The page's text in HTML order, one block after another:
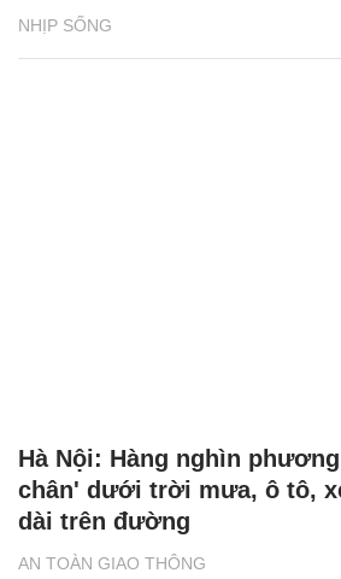
NHỊP SỐNG
AN TOÀN GIAO THÔNG
Hà Nội: Hàng nghìn
chân' dưới trời mưa, ô tô,
dài trên đường